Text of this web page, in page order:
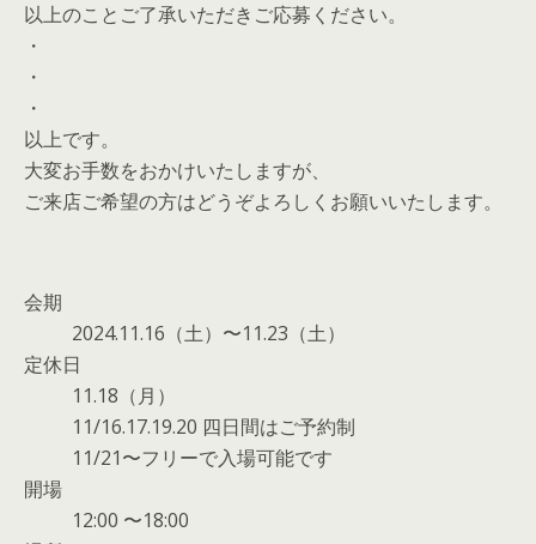
以上のことご了承いただきご応募ください。
・
・
・
以上です。
大変お手数をおかけいたしますが、
ご来店ご希望の方はどうぞよろしくお願いいたします。
会期
2024.11.16（土）〜11.23（土）
定休日
11.18（月）
11/16.17.19.20 四日間はご予約制
11/21〜フリーで入場可能です
開場
12:00 〜18:00